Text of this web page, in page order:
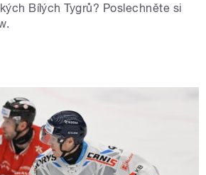
Bílých Tygrů? Poslechněte si